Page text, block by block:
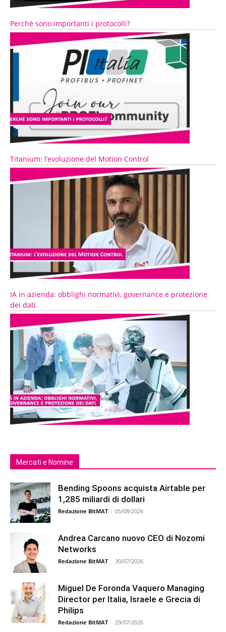
Perché sono importanti i protocolli?
Titanium: l’evoluzione del Motion Control
IA in azienda: obblighi normativi, governance e protezione
dei dati
Mercati e Nomine
Bending Spoons acquista Airtable per
1,285 miliardi di dollari
Redazione BitMAT - 05/08/2026
Andrea Carcano nuovo CEO di Nozomi
Networks
Redazione BitMAT - 30/07/2026
Miguel De Foronda Vaquero Managing
Director per Italia, Israele e Grecia di
Philips
Redazione BitMAT - 29/07/2026